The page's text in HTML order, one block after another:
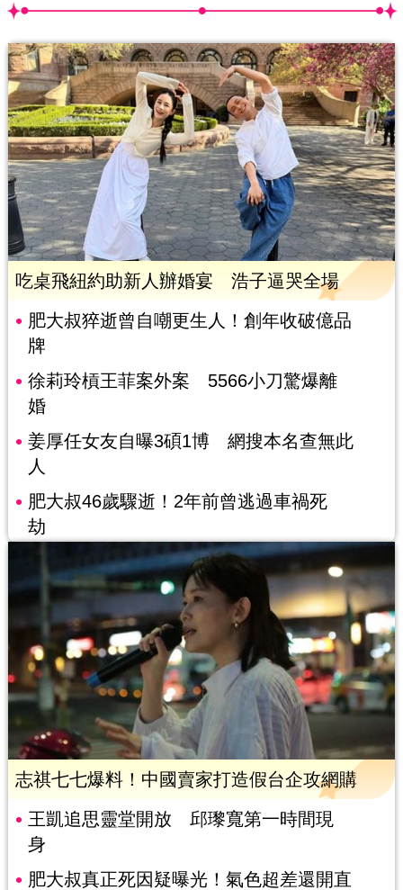
吃桌飛紐約助新人辦婚宴 浩子逼哭全場
肥大叔猝逝曾自嘲更生人！創年收破億品
牌
徐莉玲槓王菲案外案 5566小刀驚爆離
婚
姜厚任女友自曝3碩1博 網搜本名查無此
人
肥大叔46歲驟逝！2年前曾逃過車禍死
劫
志祺七七爆料！中國賣家打造假台企攻網購
王凱追思靈堂開放 邱瓈寬第一時間現
身
肥大叔真正死因疑曝光！氣色超差還開直